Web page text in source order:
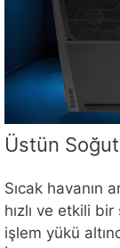
Üstün
Sıcak havanın
hızlı ve etkili bir
işlem yükü